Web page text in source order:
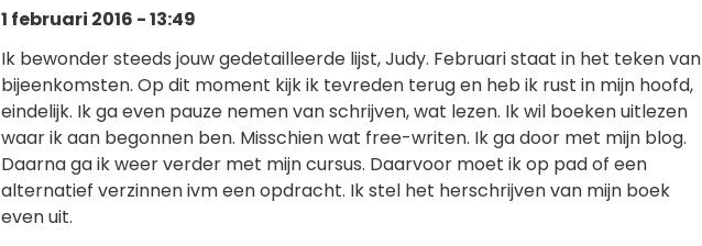
1 februari 2016 - 13:49
Ik bewonder steeds jouw gedetailleerde lijst, Judy. Februari staat in het teken van
bijeenkomsten. Op dit moment kijk ik tevreden terug en heb ik rust in mijn hoofd,
eindelijk. Ik ga even pauze nemen van schrijven, wat lezen. Ik wil boeken uitlezen
waar ik aan begonnen ben. Misschien wat free-writen. Ik ga door met mijn blog.
Daarna ga ik weer verder met mijn cursus. Daarvoor moet ik op pad of een
alternatief verzinnen ivm een opdracht. Ik stel het herschrijven van mijn boek
even uit.